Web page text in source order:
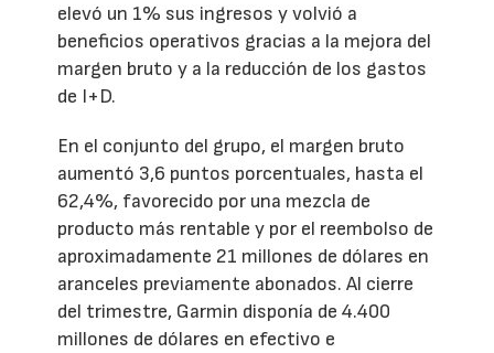
elevó un 1% sus ingresos y volvió a
beneficios operativos gracias a la mejora del
margen bruto y a la reducción de los gastos
de I+D.
En el conjunto del grupo, el margen bruto
aumentó 3,6 puntos porcentuales, hasta el
62,4%, favorecido por una mezcla de
producto más rentable y por el reembolso de
aproximadamente 21 millones de dólares en
aranceles previamente abonados. Al cierre
del trimestre, Garmin disponía de 4.400
millones de dólares en efectivo e